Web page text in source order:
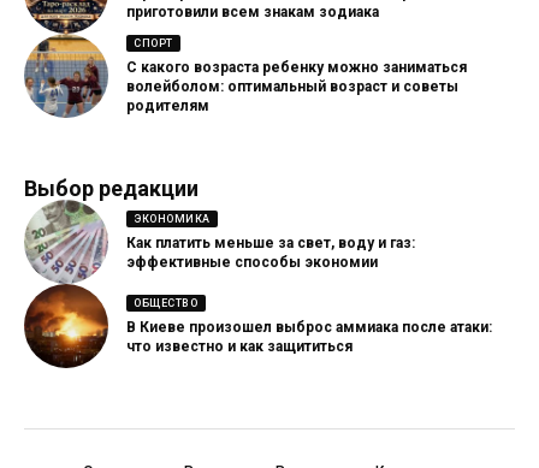
приготовили всем знакам зодиака
СПОРТ
С какого возраста ребенку можно заниматься
волейболом: оптимальный возраст и советы
родителям
Выбор редакции
ЭКОНОМИКА
Как платить меньше за свет, воду и газ:
эффективные способы экономии
ОБЩЕСТВО
В Киеве произошел выброс аммиака после атаки:
что известно и как защититься